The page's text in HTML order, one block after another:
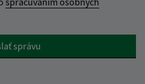
správu